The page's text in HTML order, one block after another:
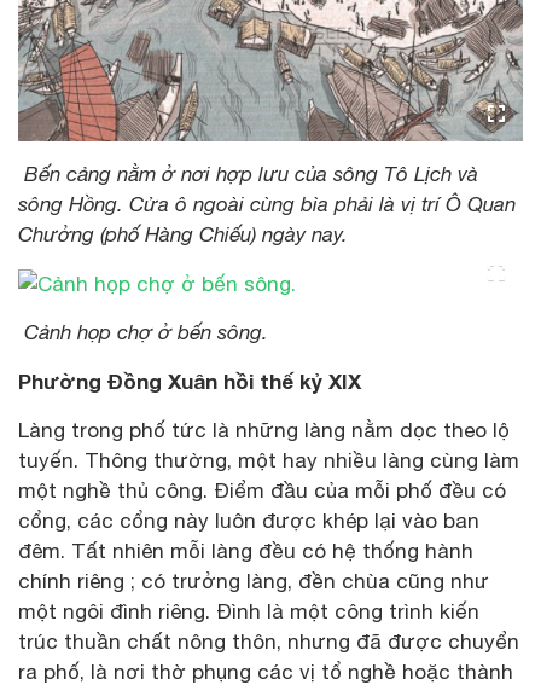
Bến cảng nằm ở nơi hợp lưu của sông Tô Lịch và
sông Hồng. Cửa ô ngoài cùng bìa phải là vị trí Ô Quan
Chưởng (phố Hàng Chiếu) ngày nay.
Cảnh họp chợ ở bến sông.
Phường Đồng Xuân hồi thế kỷ XIX
Làng trong phố tức là những làng nằm dọc theo lộ
tuyến. Thông thường, một hay nhiều làng cùng làm
một nghề thủ công. Điểm đầu của mỗi phố đều có
cổng, các cổng này luôn được khép lại vào ban
đêm. Tất nhiên mỗi làng đều có hệ thống hành
chính riêng ; có trưởng làng, đền chùa cũng như
một ngôi đình riêng. Đình là một công trình kiến
trúc thuần chất nông thôn, nhưng đã được chuyển
ra phố, là nơi thờ phụng các vị tổ nghề hoặc thành